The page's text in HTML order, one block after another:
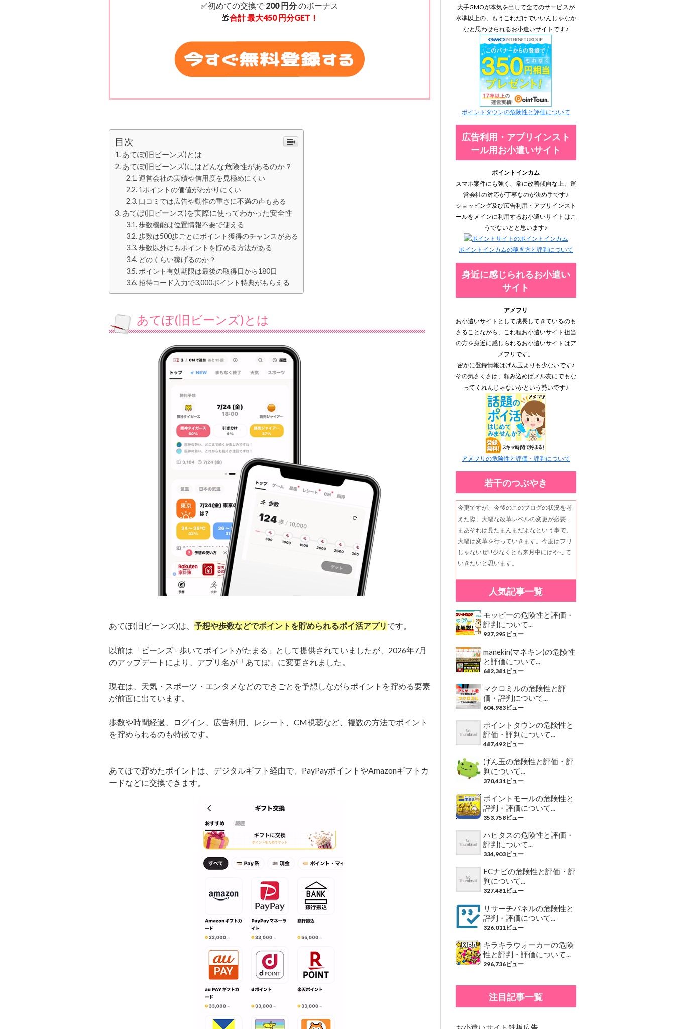
✅️初めての交換で 200 円分のボーナス
🎁合計 最大450 円分GET！
目次
あてぽ(旧ビーンズ)とは
あてぽ(旧ビーンズ)にはどんな危険性があるのか？
運営会社の実績や信用度を見極めにくい
1ポイントの価値がわかりにくい
口コミでは広告や動作の重さに不満の声もある
あてぽ(旧ビーンズ)を実際に使ってわかった安全性
歩数機能は位置情報不要で使える
歩数は500歩ごとにポイント獲得のチャンスがある
歩数以外にもポイントを貯める方法がある
どのくらい稼げるのか？
ポイント有効期限は最後の取得日から180日
招待コード入力で3,000ポイント特典がもらえる
あてぽ(旧ビーンズ)とは
あてぽ(旧ビーンズ)は、 予想や歩数などでポイントを貯められるポイ活アプリ です。
以前は「ビーンズ - 歩いてポイントがたまる」として提供されていましたが、2026年7月
のアップデートにより、アプリ名が「あてぽ」に変更されました。
現在は、天気・スポーツ・エンタメなどのできごとを予想しながらポイントを貯める要素
が前面に出ています。
歩数や時間経過、ログイン、広告利用、レシート、CM視聴など、複数の方法でポイント
を貯められるのも特徴です。
あてぽで貯めたポイントは、デジタルギフト経由で、PayPayポイントやAmazonギフトカ
ードなどに交換できます。
大手GMOが本気を出して全てのサービスが
水準以上の、もうこれだけでいいんじゃなか
なと思わせられるお小遣いサイトです♪
ポイントタウンの危険性と評価について
広告利用・アプリインスト
ール用お小遣いサイト
ポイントインカム
スマホ案件にも強く、常に改善傾向な上、運
営会社の対応が丁寧なのが決め手です♪
ショッピング及び広告利用・アプリインスト
ールをメインに利用するお小遣いサイトはこ
うでないとと思います♪
ポイントインカムの稼ぎ方と評判について
身近に感じられるお小遣い
サイト
アメフリ
お小遣いサイトとして成長してきているのも
さることながら、これ程お小遣いサイト担当
の方を身近に感じられるお小遣いサイトはア
メフリです。
密かに登録情報はげん玉よりも少ないです♪
その気さくさは、頼み込めばメル友にでもな
ってくれんじゃないかという勢いです♪
アメフリの危険性と評価・評判について
若干のつぶやき
今更ですが、今後のこのブログの状況を考
えた際、大幅な改革レベルの変更が必要…
まあそれは見たまんまだよなという事で、
大幅は変革を行っていきます。今度はフリ
じゃないぜ!!少なくとも来月中にはやって
いきたいと思います。
人気記事一覧
モッピーの危険性と評価・
評判について...
927,295ビュー
manekin(マネキン)の危険性
と評価について...
682,381ビュー
マクロミルの危険性と評
価・評判について...
604,983ビュー
ポイントタウンの危険性と
評価・評判について...
487,492ビュー
げん玉の危険性と評価・評
判について...
370,431ビュー
ポイントモールの危険性と
評判・評価について...
353,758ビュー
ハピタスの危険性と評価・
評判について...
334,903ビュー
ECナビの危険性と評価・評
判について...
327,481ビュー
リサーチパネルの危険性と
評判・評価について...
326,011ビュー
キラキラウォーカーの危険
性と評判・評価について...
296,736ビュー
注目記事一覧